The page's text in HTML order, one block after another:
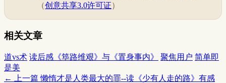
（创意共享3.0许可证）
相关文章
道vs术 读后感《筚路维艰》与《置身事内》 聚焦用户 简单即
是美
← 上一篇 懒惰才是人类最大的罪--读《少有人走的路》有感